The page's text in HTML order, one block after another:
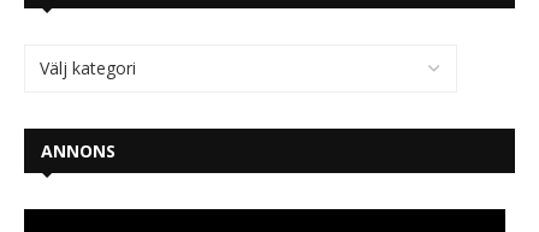
ANNONS